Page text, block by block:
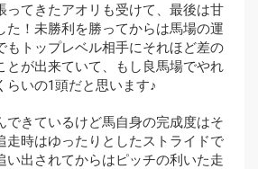
ってきたアオリも受けて、最後は甘
た！未勝利を勝ってからは馬場の運
もトップレベル相手にそれほど差の
とが出来ていて、もし良馬場でやれ
らいの1頭だと思います♪
できているけど馬自身の完成度はそ
走時はゆったりとしたストライドで
い出されてからはピッチの利いた走